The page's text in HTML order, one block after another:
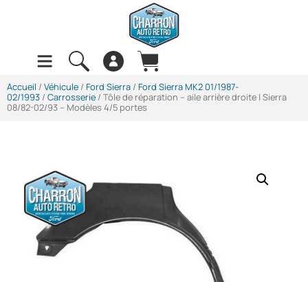
Accueil / Véhicule / Ford Sierra / Ford Sierra MK2 01/1987-
02/1993 / Carrosserie / Tôle de réparation – aile arrière droite | Sierra
08/82-02/93 – Modèles 4/5 portes